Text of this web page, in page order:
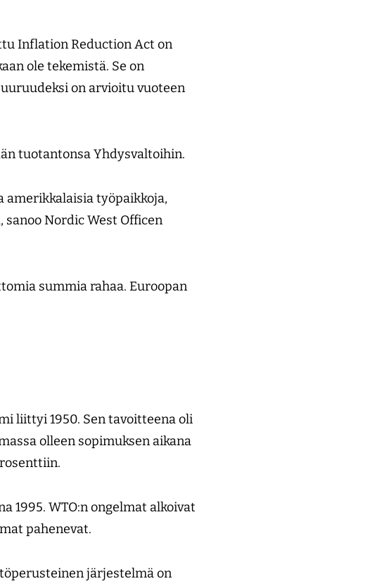
Inflation Reduction Act on
ole tekemistä. Se on
on arvioitu vuoteen
tuotantonsa Yhdysvaltoihin.
amerikkalaisia työpaikkoja,
Nordic West Officen
summia rahaa. Euroopan
liittyi 1950. Sen tavoitteena oli
olleen sopimuksen aikana
1995. WTO:n ongelmat alkoivat
pahenevat.
järjestelmä on